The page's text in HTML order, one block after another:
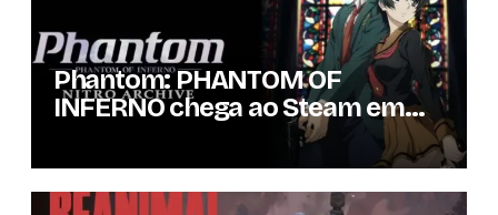
Phantom: PHANTOM OF
INFERNO chega ao Steam em
setembro com conteúdo da
versão lançada em 2013